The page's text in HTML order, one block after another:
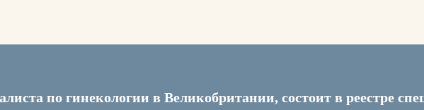
по гинекологии в Великобритании, состоит в реестре